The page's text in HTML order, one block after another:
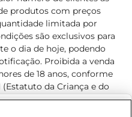
produtos com preços
limitada por
são exclusivos para
o dia de hoje, podendo
Proibida a venda
de 18 anos, conforme
(Estatuto da Criança e do
exclusivos para o